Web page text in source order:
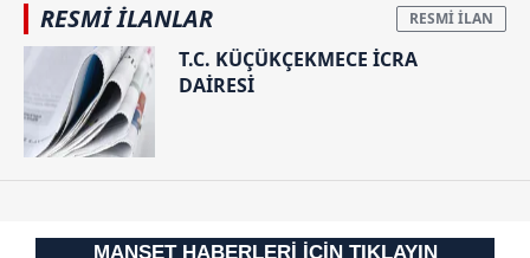
RESMİ İLANLAR
T.C. KÜÇÜKÇEKMECE İCRA
DAİRESİ
MANŞET HABERLERİ İÇİN TIKLAYIN